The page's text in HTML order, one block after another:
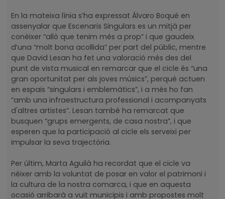
En la mateixa línia s’ha expressat Álvaro Boqué en
assenyalar que Escenaris Singulars es un mitjà per
conèixer “allò que tenim més a prop” i que gaudeix
d’una “molt bona acollida” per part del públic, mentre
que David Lesan ha fet una valoració més des del
punt de vista musical en remarcar que el cicle és “una
gran oportunitat per als joves músics”, perquè actuen
en espais “singulars i emblemàtics”, i a més ho fan
“amb una infraestructura professional i acompanyats
d'altres artistes”. Lesan també ha remarcat que
busquen “grups emergents, de casa nostra”, i que
esperen que la participació al cicle els serveixi per
impulsar la seva trajectòria.
Per últim, Marta Aguilà ha recordat que el cicle va
néixer amb la voluntat de posar en valor el patrimoni i
la cultura de la nostra comarca, i que en aquesta
ocasió arribarà a vuit municipis i amb propostes molt